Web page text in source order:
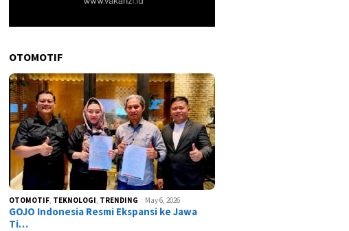
OTOMOTIF
OTOMOTIF, TEKNOLOGI, TRENDING May 6, 2026
GOJO Indonesia Resmi Ekspansi ke Jawa
Ti…